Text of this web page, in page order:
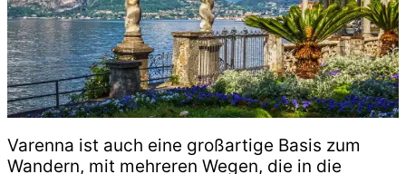
Varenna ist auch eine großartige Basis zum
Wandern, mit mehreren Wegen, die in die